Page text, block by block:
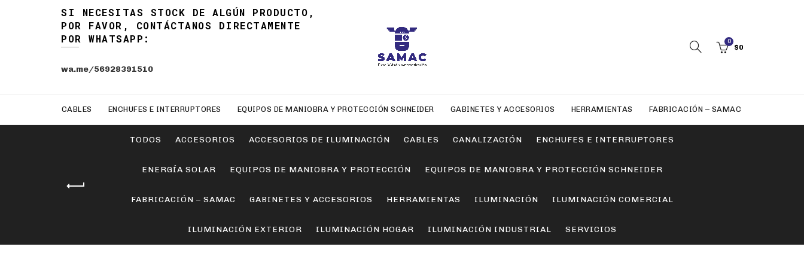
SI NECESITAS STOCK DE ALGÚN PRODUCTO,
POR FAVOR, CONTÁCTANOS DIRECTAMENTE
POR WHATSAPP:
wa.me/56928391510
0
$0
CABLES ENCHUFES E INTERRUPTORES EQUIPOS DE MANIOBRA Y PROTECCIÓN SCHNEIDER GABINETES Y ACCESORIOS HERRAMIENTAS FABRICACIÓN – SAMAC
TODOS ACCESORIOS ACCESORIOS DE ILUMINACIÓN CABLES CANALIZACIÓN ENCHUFES E INTERRUPTORES
ENERGÍA SOLAR EQUIPOS DE MANIOBRA Y PROTECCIÓN EQUIPOS DE MANIOBRA Y PROTECCIÓN SCHNEIDER
FABRICACIÓN – SAMAC GABINETES Y ACCESORIOS HERRAMIENTAS ILUMINACIÓN ILUMINACIÓN COMERCIAL
ILUMINACIÓN EXTERIOR ILUMINACIÓN HOGAR ILUMINACIÓN INDUSTRIAL SERVICIOS